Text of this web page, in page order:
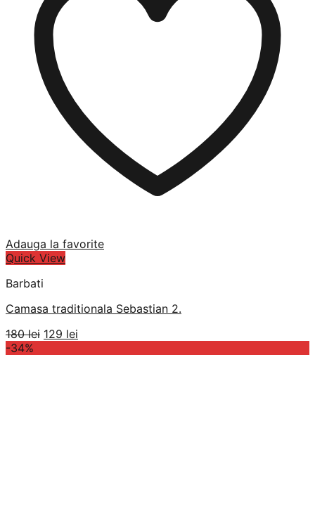
Adauga la favorite
Quick View
Barbati
Camasa traditionala Sebastian 2.
180lei Prețul
129 lei
-34%